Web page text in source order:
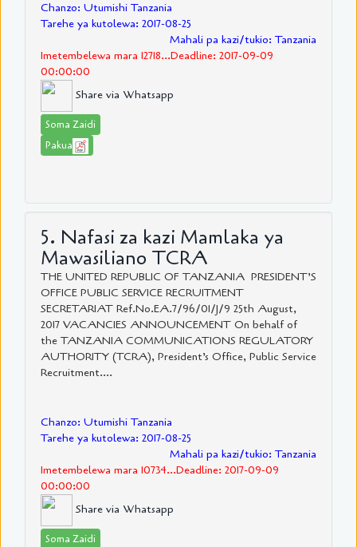
Chanzo: Utumishi Tanzania
Tarehe ya kutolewa: 2017-08-25
Mahali pa kazi/tukio: Tanzania
Imetembelewa mara 12718...Deadline: 2017-09-09
00:00:00
Share via Whatsapp
Soma Zaidi
Pakua
5. Nafasi za kazi Mamlaka ya
Mawasiliano TCRA
THE UNITED REPUBLIC OF TANZANIA PRESIDENT’S
OFFICE PUBLIC SERVICE RECRUITMENT
SECRETARIAT Ref.No.EA.7/96/01/J/9 25th August,
2017 VACANCIES ANNOUNCEMENT On behalf of
the TANZANIA COMMUNICATIONS REGULATORY
AUTHORITY (TCRA), President’s Office, Public Service
Recruitment....
Chanzo: Utumishi Tanzania
Tarehe ya kutolewa: 2017-08-25
Mahali pa kazi/tukio: Tanzania
Imetembelewa mara 10734...Deadline: 2017-09-09
00:00:00
Share via Whatsapp
Soma Zaidi